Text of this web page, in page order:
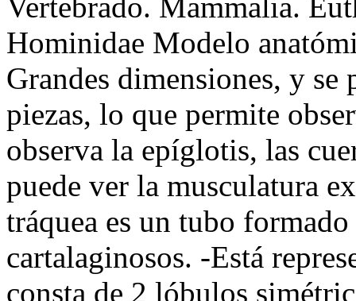
Hominidae Modelo
Grandes dimensiones, y se
piezas, lo que permite
observa la epíglotis, las
puede ver la musculatura
tráquea es un tubo
cartalaginosos. -Está
consta de 2 lóbulos